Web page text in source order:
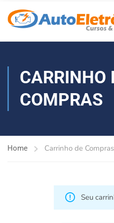
CARRINHO
COMPRAS
Home Carrinho de Compras
Seu